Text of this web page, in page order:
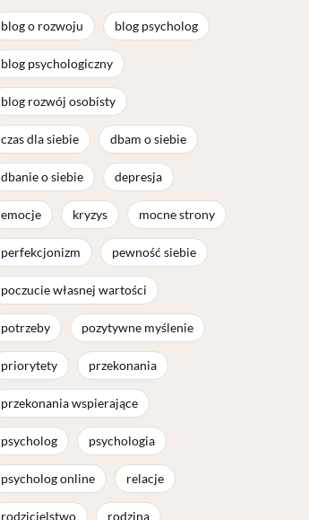
blog o rozwoju blog psycholog
blog psychologiczny
blog rozwój osobisty
czas dla siebie dbam o siebie
dbanie o siebie depresja
emocje kryzys mocne strony
perfekcjonizm pewność siebie
poczucie własnej wartości
potrzeby pozytywne myślenie
priorytety przekonania
przekonania wspierające
psycholog psychologia
psycholog online relacje
rodzicielstwo rodzina